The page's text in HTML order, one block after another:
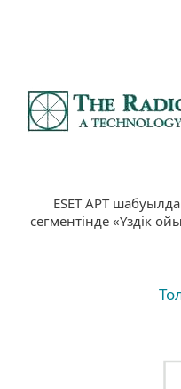
ESET APT
сегментінде «Үздік